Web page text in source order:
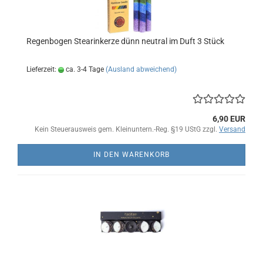
Regenbogen Stearinkerze dünn neutral im Duft 3 Stück
Lieferzeit: ca. 3-4 Tage (Ausland abweichend)
6,90 EUR
Kein Steuerausweis gem. Kleinuntern.-Reg. §19 UStG zzgl. Versand
IN DEN WARENKORB